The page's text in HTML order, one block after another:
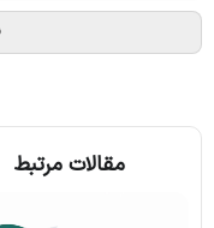
مقالات مرتبط